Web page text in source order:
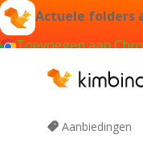
Actuele folders
Toevoegen aan
Aanbiedingen